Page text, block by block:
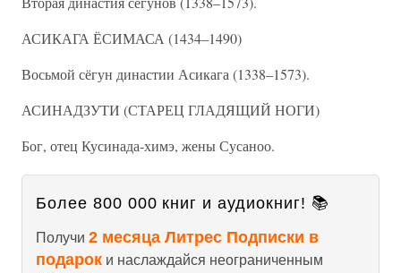
АСИКАГА ЁСИМАСА (1434–1490)
Восьмой сёгун династии Асикага (1338–1573).
АСИНАДЗУТИ (СТАРЕЦ ГЛАДЯЩИЙ НОГИ)
Бог, отец Кусинада-химэ, жены Сусаноо.
Более 800 000 книг и аудиокниг! 📚
Получи 2 месяца Литрес Подписки в
подарок и наслаждайся неограниченным